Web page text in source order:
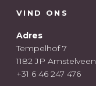
VIND ONS
Adres
Tempelhof 7
1182 JP Amstelveen
+31 6 46 247 476